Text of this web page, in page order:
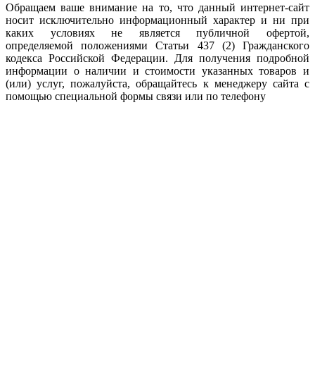
Обращаем ваше внимание на то, что данный интернет-сайт
носит исключительно информационный характер и ни при
каких условиях не является публичной офертой,
определяемой положениями Статьи 437 (2) Гражданского
кодекса Российской Федерации. Для получения подробной
информации о наличии и стоимости указанных товаров и
(или) услуг, пожалуйста, обращайтесь к менеджеру сайта с
помощью специальной формы связи или по телефону